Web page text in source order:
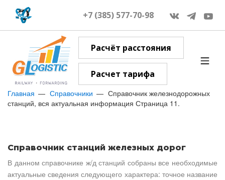
+7 (385) 577-70-98
Расчёт расстояния
Расчет тарифа
Главная Справочники
Справочник железнодорожных
станций, вся актуальная информация Страница 11.
Справочник станций железных дорог
В данном справочнике ж/д станций собраны все необходимые
актуальные сведения следующего характера: точное название